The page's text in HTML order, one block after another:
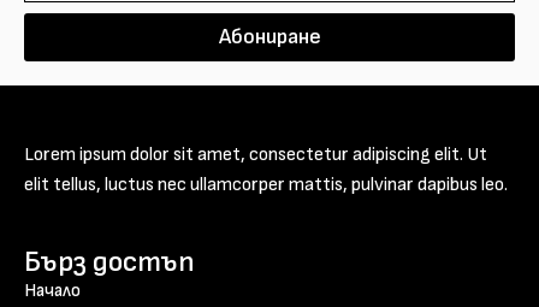
Абониране
Lorem ipsum dolor sit amet, consectetur adipiscing elit. Ut
elit tellus, luctus nec ullamcorper mattis, pulvinar dapibus leo.
Бърз достъп
Начало